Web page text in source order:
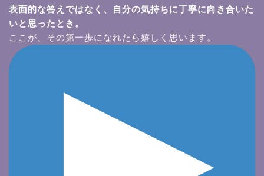
表面的な答えではなく、自分の気持ちに丁寧に向き合いた
いと思ったとき。
ここが、その第一歩になれたら嬉しく思います。